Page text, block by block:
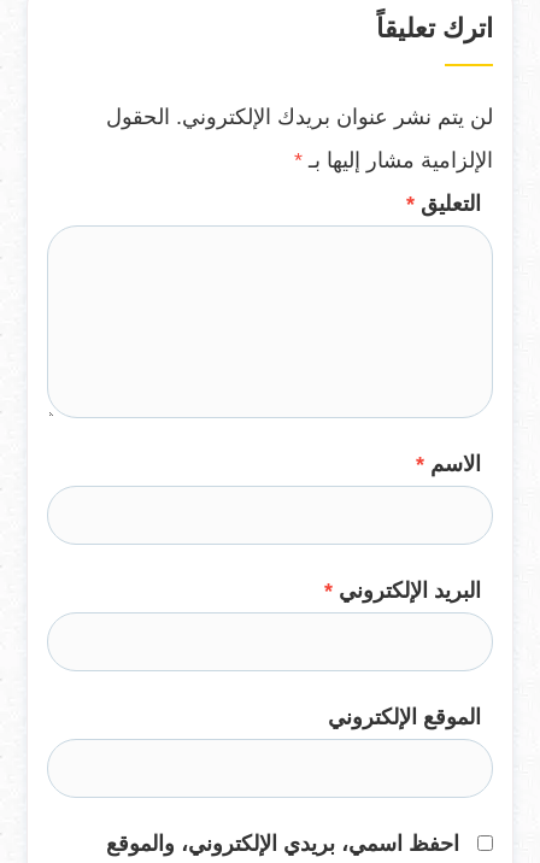
اترك تعليقاً
لن يتم نشر عنوان بريدك الإلكتروني. الحقول
الإلزامية مشار إليها بـ *
التعليق *
الاسم *
البريد الإلكتروني *
الموقع الإلكتروني
احفظ اسمي، بريدي الإلكتروني، والموقع